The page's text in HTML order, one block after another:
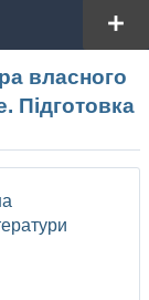
власного
Підготовка